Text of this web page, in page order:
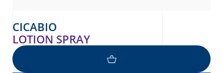
CICABIO
LOTION SPRAY